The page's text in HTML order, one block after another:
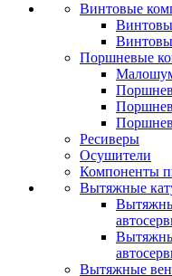
Винтовые
Поршневые
Ресиверы
Осушители
Компоненты
Вытяжные
Вытяжные